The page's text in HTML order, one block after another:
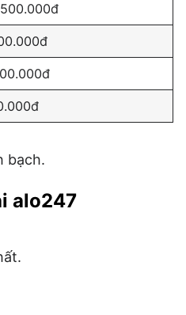
bạch.
alo247